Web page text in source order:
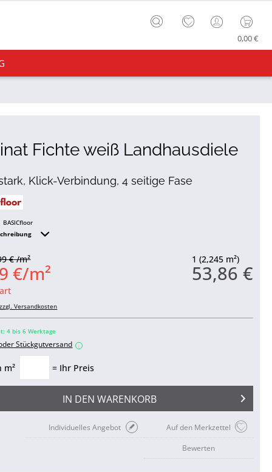
0,00 €
Fichte weiß Landhausdiele
Klick-Verbindung, 4 seitige Fase
BASICfloor
1 (2,245 m²)
53,86 €
€ /m²
€/m²
zzgl. Versandkosten
4 bis 6 Werktage
Stückgutversand i
m² = Ihr Preis
IN DEN WARENKORB
Auf den Merkzettel
Individuelles Angebot
Bewerten